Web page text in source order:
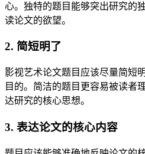
心。独特的题目能够突出研究的
读论文的欲望。
2. 简短明了
影视艺术论文题目应该尽量简短
目的。简洁的题目更容易被读者
达研究的核心思想。
3. 表达论文的核心内容